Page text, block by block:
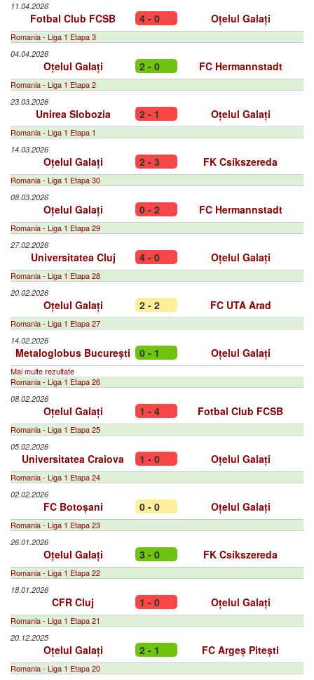
11.04.2026
Fotbal Club FCSB 4 - 0 Oțelul Galați
Romania - Liga 1 Etapa 3
04.04.2026
Oțelul Galați 2 - 0 FC Hermannstadt
Romania - Liga 1 Etapa 2
23.03.2026
Unirea Slobozia 2 - 1 Oțelul Galați
Romania - Liga 1 Etapa 1
14.03.2026
Oțelul Galați 2 - 3 FK Csíkszereda
Romania - Liga 1 Etapa 30
08.03.2026
Oțelul Galați 0 - 2 FC Hermannstadt
Romania - Liga 1 Etapa 29
27.02.2026
Universitatea Cluj 4 - 0 Oțelul Galați
Romania - Liga 1 Etapa 28
20.02.2026
Oțelul Galați 2 - 2 FC UTA Arad
Romania - Liga 1 Etapa 27
14.02.2026
Metaloglobus București 0 - 1 Oțelul Galați
Mai multe rezultate
Romania - Liga 1 Etapa 26
08.02.2026
Oțelul Galați 1 - 4 Fotbal Club FCSB
Romania - Liga 1 Etapa 25
05.02.2026
Universitatea Craiova 1 - 0 Oțelul Galați
Romania - Liga 1 Etapa 24
02.02.2026
FC Botoșani 0 - 0 Oțelul Galați
Romania - Liga 1 Etapa 23
26.01.2026
Oțelul Galați 3 - 0 FK Csíkszereda
Romania - Liga 1 Etapa 22
18.01.2026
CFR Cluj 1 - 0 Oțelul Galați
Romania - Liga 1 Etapa 21
20.12.2025
Oțelul Galați 2 - 1 FC Argeș Pitești
Romania - Liga 1 Etapa 20